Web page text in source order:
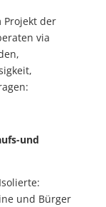
der
via
und
und Bürger